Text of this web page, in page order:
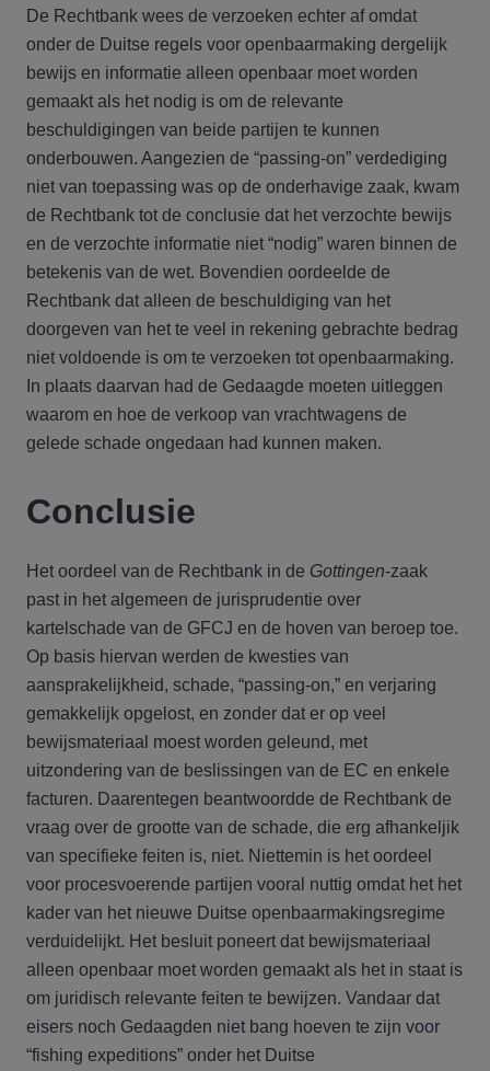
De Rechtbank wees de verzoeken echter af omdat
onder de Duitse regels voor openbaarmaking dergelijk
bewijs en informatie alleen openbaar moet worden
gemaakt als het nodig is om de relevante
beschuldigingen van beide partijen te kunnen
onderbouwen. Aangezien de “passing-on” verdediging
niet van toepassing was op de onderhavige zaak, kwam
de Rechtbank tot de conclusie dat het verzochte bewijs
en de verzochte informatie niet “nodig” waren binnen de
betekenis van de wet. Bovendien oordeelde de
Rechtbank dat alleen de beschuldiging van het
doorgeven van het te veel in rekening gebrachte bedrag
niet voldoende is om te verzoeken tot openbaarmaking.
In plaats daarvan had de Gedaagde moeten uitleggen
waarom en hoe de verkoop van vrachtwagens de
gelede schade ongedaan had kunnen maken.
Conclusie
Het oordeel van de Rechtbank in de Gottingen-zaak
past in het algemeen de jurisprudentie over
kartelschade van de GFCJ en de hoven van beroep toe.
Op basis hiervan werden de kwesties van
aansprakelijkheid, schade, “passing-on,” en verjaring
gemakkelijk opgelost, en zonder dat er op veel
bewijsmateriaal moest worden geleund, met
uitzondering van de beslissingen van de EC en enkele
facturen. Daarentegen beantwoordde de Rechtbank de
vraag over de grootte van de schade, die erg afhankeljik
van specifieke feiten is, niet. Niettemin is het oordeel
voor procesvoerende partijen vooral nuttig omdat het het
kader van het nieuwe Duitse openbaarmakingsregime
verduidelijkt. Het besluit poneert dat bewijsmateriaal
alleen openbaar moet worden gemaakt als het in staat is
om juridisch relevante feiten te bewijzen. Vandaar dat
eisers noch Gedaagden niet bang hoeven te zijn voor
“fishing expeditions” onder het Duitse